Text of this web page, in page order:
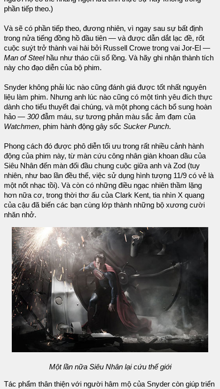
phần tiếp theo.)
Và sẽ có phần tiếp theo, đương nhiên, vì ngay sau sự bất định
trong nửa tiếng đồng hồ đầu tiên — và được dẫn dắt lạc đề, rốt
cuộc suýt trở thành vai hài bởi Russell Crowe trong vai Jor-El —
Man of Steelhầu như tháo cũi sổ lồng. Và hãy ghi nhận thành tích
này cho đạo diễn của bộ phim.
Snyder không phải lúc nào cũng đánh giá được tốt nhất nguyên
liệu làm phim. Nhưng anh lúc nào cũng có một tình yêu đích thực
dành cho tiểu thuyết đại chúng, và một phong cách bổ sung hoàn
hảo — 300đẫm máu, sự tương phản màu sắc ảm đạm của
Watchmen, phim hành động gây sốc Sucker Punch.
Phong cách đó được phô diễn tối ưu trong rất nhiều cảnh hành
động của phim này, từ màn cứu công nhân giàn khoan dầu của
Siêu Nhân đến màn đối đầu chung cuộc giữa anh và Zod (tuy
nhiên, như bao lần đều thế, việc sử dụng hình tượng 11/9 có vẻ là
một nốt nhạc tồi). Và còn có những điều ngạc nhiên thầm lặng
hơn nữa cơ, trong thời thơ ấu của Clark Kent, tia nhìn X quang
của cậu đã biến các bạn cùng lớp thành những bộ xương cười
nhăn nhở.
Một lần nữa Siêu Nhân lại cứu thế giới
Tác phẩm thân thiện với người hâm mộ của Snyder còn giúp triển